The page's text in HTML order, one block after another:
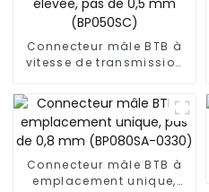
Connecteur mâle BTB à
vitesse de transmission
(BP050SC)
Connecteur mâle BTB à
emplacement unique,